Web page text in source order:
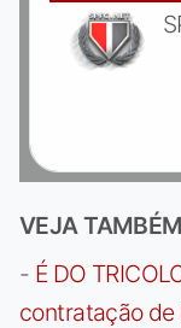
VEJA TAMBÉM
- É DO
contratação